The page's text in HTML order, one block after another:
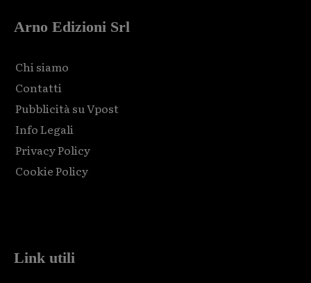
Arno Edizioni Srl
Chi siamo
Contatti
Pubblicità su Vpost
Info Legali
Privacy Policy
Cookie Policy
Link utili